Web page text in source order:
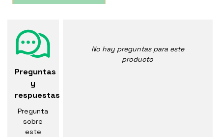
Preguntas
y
respuestas
Pregunta
sobre
este
No hay preguntas para este
producto